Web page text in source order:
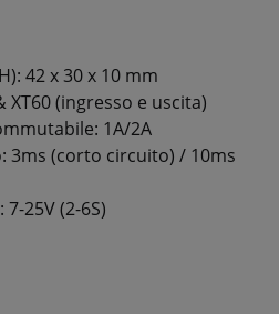
42 x 30 x 10 mm
XT60 (ingresso e uscita)
1A/2A
3ms (corto circuito) / 10ms
25V (2-6S)